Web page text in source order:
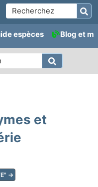
espèces Blog et
et
→